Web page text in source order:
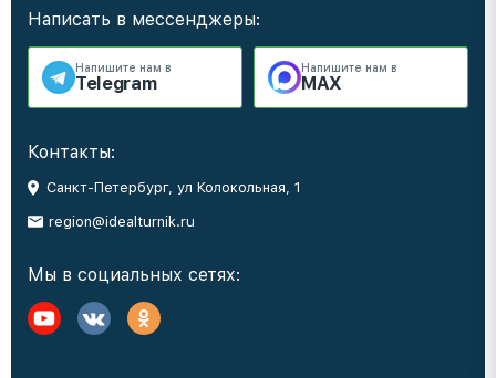
Написать в мессенджеры:
Напишите нам в
Telegram
Напишите нам в
MAX
Контакты:
Санкт-Петербург, ул Колокольная, 1
region@idealturnik.ru
Мы в социальных сетях: